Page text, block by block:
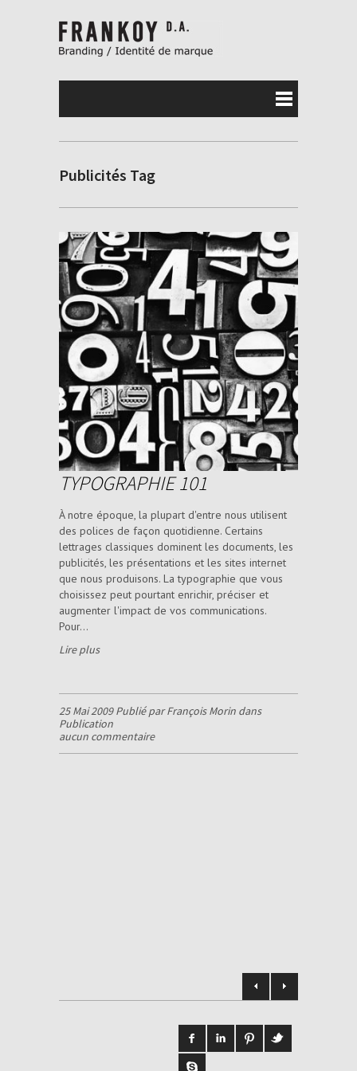
Publicités Tag
TYPOGRAPHIE 101
À notre époque, la plupart d'entre nous utilisent
des polices de façon quotidienne. Certains
lettrages classiques dominent les documents, les
publicités, les présentations et les sites internet
que nous produisons. La typographie que vous
choisissez peut pourtant enrichir, préciser et
augmenter l'impact de vos communications.
Pour...
Lire plus
25 Mai 2009 Publié par François Morin dans
Publication
aucun commentaire